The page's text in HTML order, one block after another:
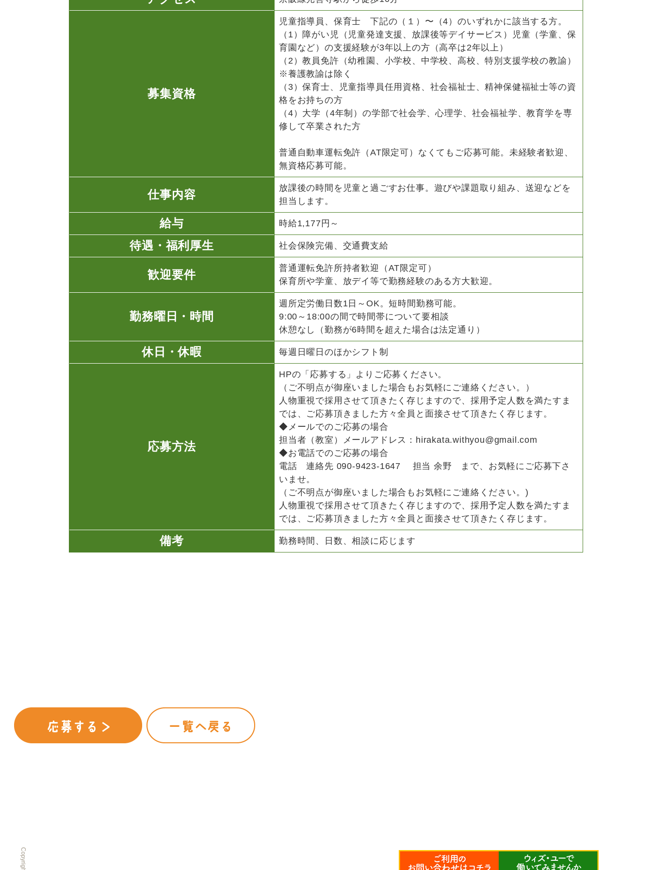
募集資格
児童指導員、保育士 下記の（１）〜（4）のいずれかに該当する方。
（1）障がい児（児童発達支援、放課後等デイサービス）児童（学童、保
育園など）の支援経験が3年以上の方（高卒は2年以上）
（2）教員免許（幼稚園、小学校、中学校、高校、特別支援学校の教諭）
※養護教諭は除く
（3）保育士、児童指導員任用資格、社会福祉士、精神保健福祉士等の資
格をお持ちの方
（4）大学（4年制）の学部で社会学、心理学、社会福祉学、教育学を専
修して卒業された方
普通自動車運転免許（AT限定可）なくてもご応募可能。未経験者歓迎、
無資格応募可能。
仕事内容
放課後の時間を児童と過ごすお仕事。遊びや課題取り組み、送迎などを
担当します。
給与 時給1,177円～
待遇・福利厚生 社会保険完備、交通費支給
歓迎要件
普通運転免許所持者歓迎（AT限定可）
保育所や学童、放デイ等で勤務経験のある方大歓迎。
勤務曜日・時間
週所定労働日数1日～OK。短時間勤務可能。
9:00～18:00の間で時間帯について要相談
休憩なし（勤務が6時間を超えた場合は法定通り）
休日・休暇 毎週日曜日のほかシフト制
応募方法
HPの「応募する」よりご応募ください。
（ご不明点が御座いました場合もお気軽にご連絡ください。）
人物重視で採用させて頂きたく存じますので、採用予定人数を満たすま
では、ご応募頂きました方々全員と面接させて頂きたく存じます。
◆メールでのご応募の場合
担当者（教室）メールアドレス：hirakata.withyou@gmail.com
◆お電話でのご応募の場合
電話 連絡先 090-9423-1647
担当 余野 まで、お気軽にご応募下さ
いませ。
（ご不明点が御座いました場合もお気軽にご連絡ください。)
人物重視で採用させて頂きたく存じますので、採用予定人数を満たすま
では、ご応募頂きました方々全員と面接させて頂きたく存じます。
備考 勤務時間、日数、相談に応じます